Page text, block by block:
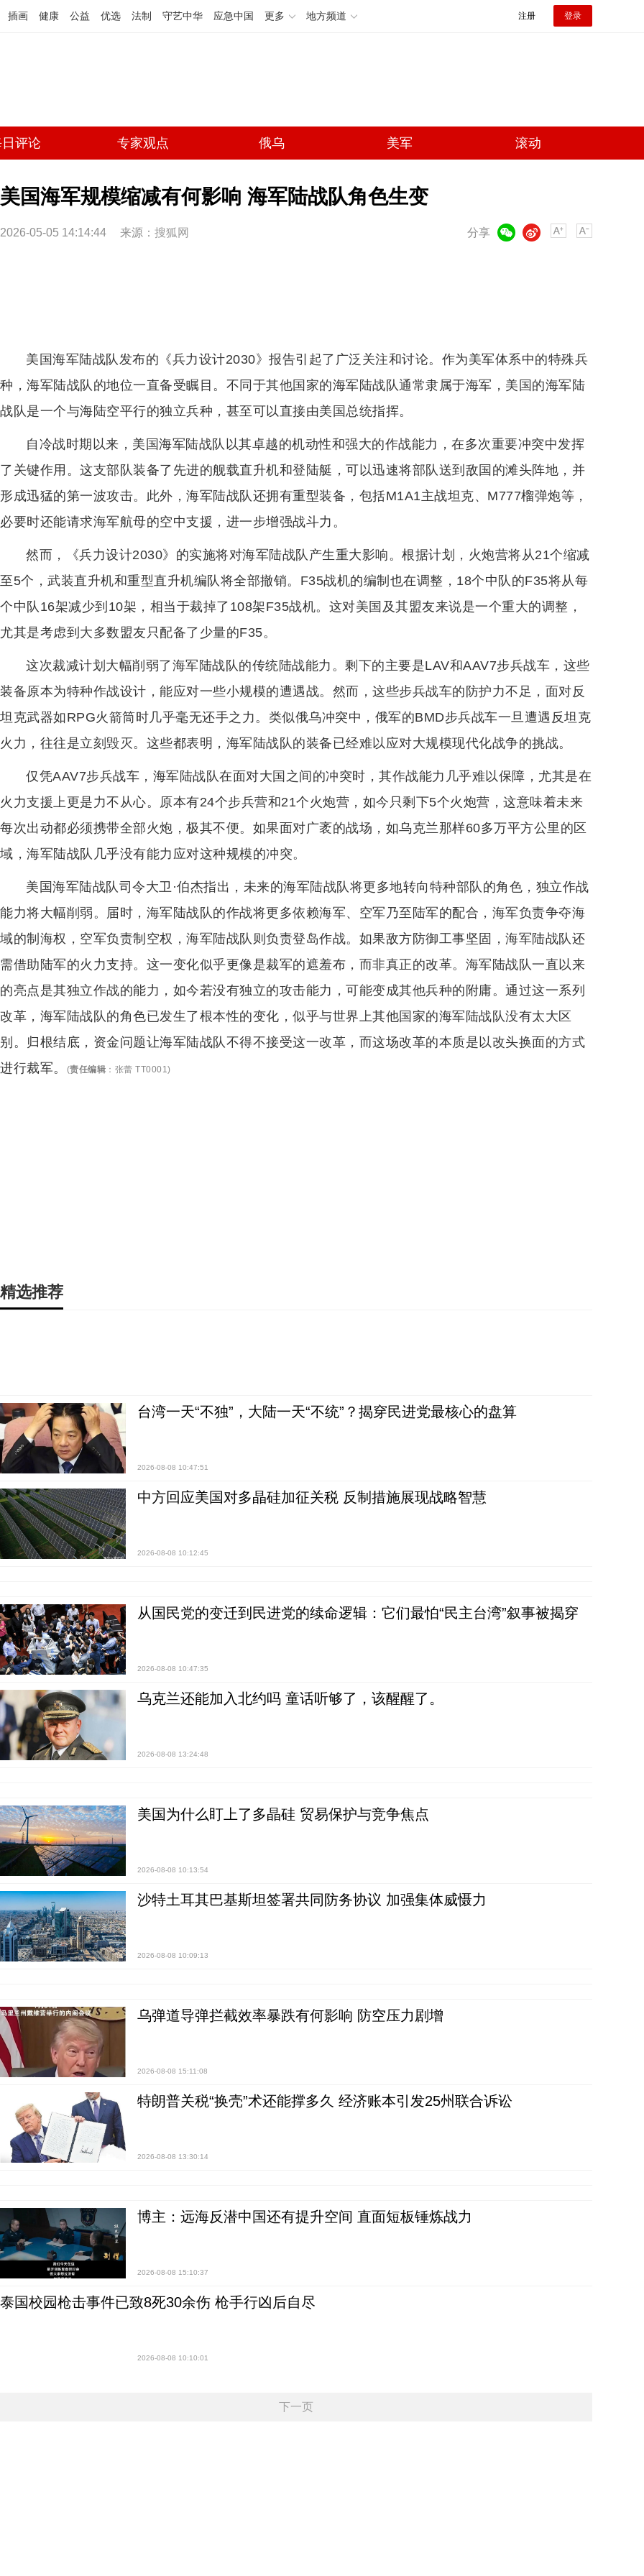
插画 健康 公益 优选 法制 守艺中华 应急中国 更多 地方频道 注册 登录
评论 专家观点 俄乌 美军 滚动
美国海军规模缩减有何影响 海军陆战队角色生变
2026-05-05 14:14:44 来源： 搜狐网 分享
微博
美国海军陆战队发布的《兵力设计2030》报告引起了广泛关注和讨论。作为美军体系中的特殊兵
种，海军陆战队的地位一直备受瞩目。不同于其他国家的海军陆战队通常隶属于海军，美国的海军陆
战队是一个与海陆空平行的独立兵种，甚至可以直接由美国总统指挥。
自冷战时期以来，美国海军陆战队以其卓越的机动性和强大的作战能力，在多次重要冲突中发挥
了关键作用。这支部队装备了先进的舰载直升机和登陆艇，可以迅速将部队送到敌国的滩头阵地，并
形成迅猛的第一波攻击。此外，海军陆战队还拥有重型装备，包括M1A1主战坦克、M777榴弹炮等，
必要时还能请求海军航母的空中支援，进一步增强战斗力。
然而，《兵力设计2030》的实施将对海军陆战队产生重大影响。根据计划，火炮营将从21个缩减
至5个，武装直升机和重型直升机编队将全部撤销。F35战机的编制也在调整，18个中队的F35将从每
个中队16架减少到10架，相当于裁掉了108架F35战机。这对美国及其盟友来说是一个重大的调整，
尤其是考虑到大多数盟友只配备了少量的F35。
这次裁减计划大幅削弱了海军陆战队的传统陆战能力。剩下的主要是LAV和AAV7步兵战车，这些
装备原本为特种作战设计，能应对一些小规模的遭遇战。然而，这些步兵战车的防护力不足，面对反
坦克武器如RPG火箭筒时几乎毫无还手之力。类似俄乌冲突中，俄军的BMD步兵战车一旦遭遇反坦克
火力，往往是立刻毁灭。这些都表明，海军陆战队的装备已经难以应对大规模现代化战争的挑战。
仅凭AAV7步兵战车，海军陆战队在面对大国之间的冲突时，其作战能力几乎难以保障，尤其是在
火力支援上更是力不从心。原本有24个步兵营和21个火炮营，如今只剩下5个火炮营，这意味着未来
每次出动都必须携带全部火炮，极其不便。如果面对广袤的战场，如乌克兰那样60多万平方公里的区
域，海军陆战队几乎没有能力应对这种规模的冲突。
美国海军陆战队司令大卫·伯杰指出，未来的海军陆战队将更多地转向特种部队的角色，独立作战
能力将大幅削弱。届时，海军陆战队的作战将更多依赖海军、空军乃至陆军的配合，海军负责争夺海
域的制海权，空军负责制空权，海军陆战队则负责登岛作战。如果敌方防御工事坚固，海军陆战队还
需借助陆军的火力支持。这一变化似乎更像是裁军的遮羞布，而非真正的改革。海军陆战队一直以来
的亮点是其独立作战的能力，如今若没有独立的攻击能力，可能变成其他兵种的附庸。通过这一系列
改革，海军陆战队的角色已发生了根本性的变化，似乎与世界上其他国家的海军陆战队没有太大区
别。归根结底，资金问题让海军陆战队不得不接受这一改革，而这场改革的本质是以改头换面的方式
进行裁军。
(责任编辑 ： 张蕾 TT0001)
精选推荐
台湾一天“不独”，大陆一天“不统”？揭穿民进党最核心的盘算
2026-08-08 10:47:51
中方回应美国对多晶硅加征关税 反制措施展现战略智慧
2026-08-08 10:12:45
从国民党的变迁到民进党的续命逻辑：它们最怕“民主台湾”叙事被揭穿
2026-08-08 10:47:35
乌克兰还能加入北约吗 童话听够了，该醒醒了。
2026-08-08 13:24:48
美国为什么盯上了多晶硅 贸易保护与竞争焦点
2026-08-08 10:13:54
沙特土耳其巴基斯坦签署共同防务协议 加强集体威慑力
2026-08-08 10:09:13
乌弹道导弹拦截效率暴跌有何影响 防空压力剧增
2026-08-08 15:11:08
特朗普关税“换壳”术还能撑多久 经济账本引发25州联合诉讼
2026-08-08 13:30:14
博主：远海反潜中国还有提升空间 直面短板锤炼战力
2026-08-08 15:10:37
泰国校园枪击事件已致8死30余伤 枪手行凶后自尽
2026-08-08 10:10:01
下一页